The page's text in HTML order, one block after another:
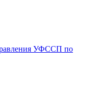
УФССП по